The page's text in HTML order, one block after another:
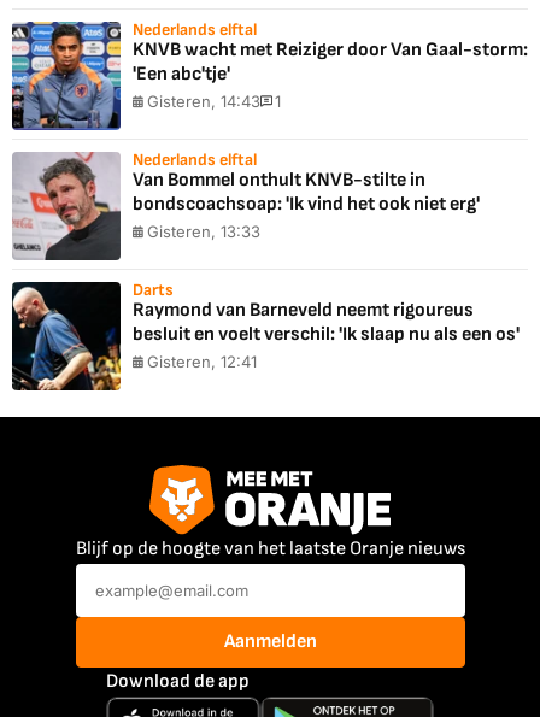
Nederlands elftal
KNVB wacht met Reiziger door Van Gaal-storm:
'Een abc'tje'
Gisteren, 14:43 1
Nederlands elftal
Van Bommel onthult KNVB-stilte in
bondscoachsoap: 'Ik vind het ook niet erg'
Gisteren, 13:33
Darts
Raymond van Barneveld neemt rigoureus
besluit en voelt verschil: 'Ik slaap nu als een os'
Gisteren, 12:41
Blijf op de hoogte van het laatste Oranje nieuws
Aanmelden
Download de app